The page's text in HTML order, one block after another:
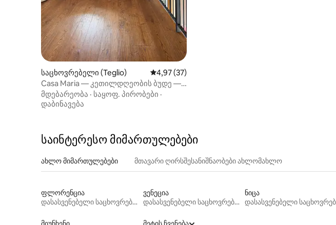
საცხოვრებელი (Teglio) საშუალო შეფასებაა 5‑დან 4,97, 37 მიმოხილვა
4,97 (37)
Casa Maria — კეთილდღეობის ბუდე —
Bernina Express
მდებარეობა · საყოფ. პირობები ·
დაბინავება
საინტერესო მიმართულებები
ახლო მიმართულებები მთავარი ღირსშესანიშნაობები ახლომახლო
ფლორენცია
დასასვენებელი საცხოვრებლები
ვენეცია
დასასვენებელი საცხოვრებლები
ნიცა